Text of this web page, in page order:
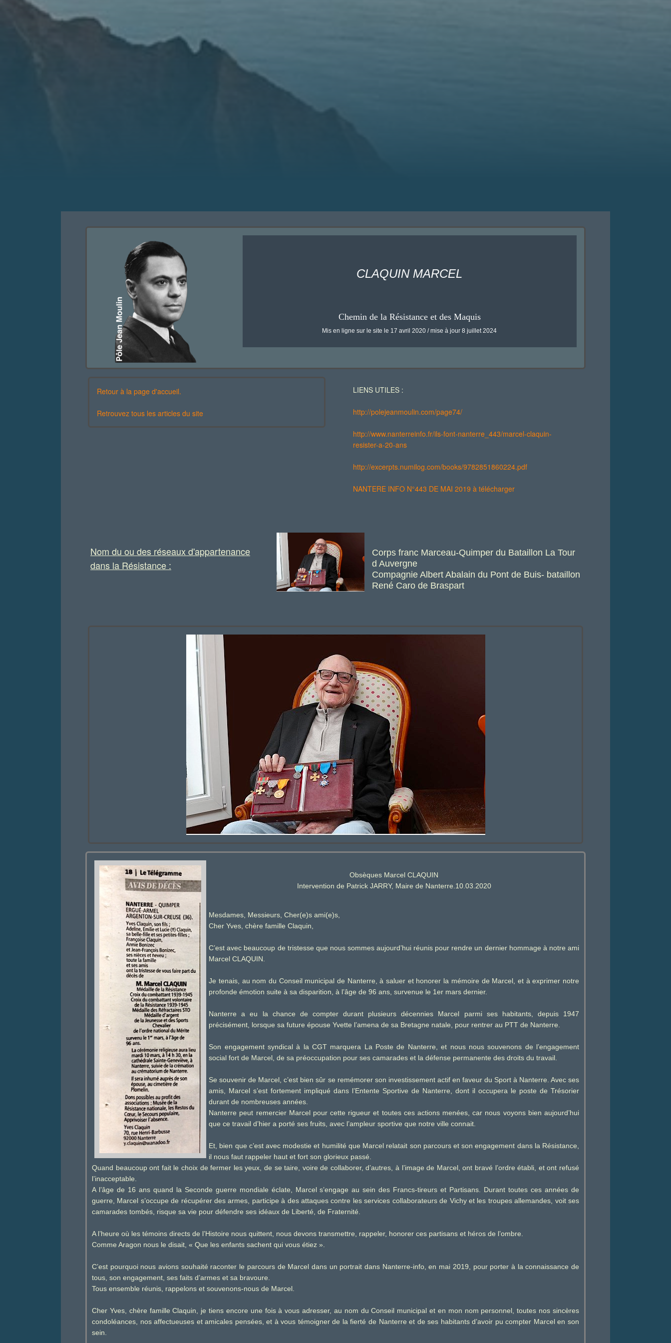
CLAQUIN MARCEL
Chemin de la Résistance et des Maquis
Mis en ligne sur le site le 17 avril 2020 / mise à jour 8 juillet 2024
Retour à la page d'accueil.
Retrouvez tous les articles du site
LIENS UTILES :
http://polejeanmoulin.com/page74/
http://www.nanterreinfo.fr/ils-font-nanterre_443/marcel-claquin-
resister-a-20-ans
http://excerpts.numilog.com/books/9782851860224.pdf
NANTERE INFO N°443 DE MAI 2019 à télécharger
Nom du ou des réseaux d'appartenance
dans la Résistance :
Corps franc Marceau-Quimper du Bataillon La Tour
d Auvergne
Compagnie Albert Abalain du Pont de Buis- bataillon
René Caro de Braspart
Obsèques Marcel CLAQUIN
Intervention de Patrick JARRY, Maire de Nanterre.10.03.2020
Mesdames, Messieurs, Cher(e)s ami(e)s,
Cher Yves, chère famille Claquin,
C’est avec beaucoup de tristesse que nous sommes aujourd’hui réunis pour rendre un dernier hommage à notre ami
Marcel CLAQUIN.
Je tenais, au nom du Conseil municipal de Nanterre, à saluer et honorer la mémoire de Marcel, et à exprimer notre
profonde émotion suite à sa disparition, à l’âge de 96 ans, survenue le 1er mars dernier.
Nanterre a eu la chance de compter durant plusieurs décennies Marcel parmi ses habitants, depuis 1947
précisément, lorsque sa future épouse Yvette l’amena de sa Bretagne natale, pour rentrer au PTT de Nanterre.
Son engagement syndical à la CGT marquera La Poste de Nanterre, et nous nous souvenons de l’engagement
social fort de Marcel, de sa préoccupation pour ses camarades et la défense permanente des droits du travail.
Se souvenir de Marcel, c’est bien sûr se remémorer son investissement actif en faveur du Sport à Nanterre. Avec ses
amis, Marcel s’est fortement impliqué dans l’Entente Sportive de Nanterre, dont il occupera le poste de Trésorier
durant de nombreuses années.
Nanterre peut remercier Marcel pour cette rigueur et toutes ces actions menées, car nous voyons bien aujourd’hui
que ce travail d’hier a porté ses fruits, avec l’ampleur sportive que notre ville connait.
Et, bien que c’est avec modestie et humilité que Marcel relatait son parcours et son engagement dans la Résistance,
il nous faut rappeler haut et fort son glorieux passé.
Quand beaucoup ont fait le choix de fermer les yeux, de se taire, voire de collaborer, d’autres, à l’image de Marcel, ont bravé l’ordre établi, et ont refusé
l’inacceptable.
A l’âge de 16 ans quand la Seconde guerre mondiale éclate, Marcel s’engage au sein des Francs-tireurs et Partisans. Durant toutes ces années de
guerre, Marcel s’occupe de récupérer des armes, participe à des attaques contre les services collaborateurs de Vichy et les troupes allemandes, voit ses
camarades tombés, risque sa vie pour défendre ses idéaux de Liberté, de Fraternité.
A l’heure où les témoins directs de l’Histoire nous quittent, nous devons transmettre, rappeler, honorer ces partisans et héros de l’ombre.
Comme Aragon nous le disait, « Que les enfants sachent qui vous étiez ».
C’est pourquoi nous avions souhaité raconter le parcours de Marcel dans un portrait dans Nanterre-info, en mai 2019, pour porter à la connaissance de
tous, son engagement, ses faits d’armes et sa bravoure.
Tous ensemble réunis, rappelons et souvenons-nous de Marcel.
Cher Yves, chère famille Claquin, je tiens encore une fois à vous adresser, au nom du Conseil municipal et en mon nom personnel, toutes nos sincères
condoléances, nos affectueuses et amicales pensées, et à vous témoigner de la fierté de Nanterre et de ses habitants d’avoir pu compter Marcel en son
sein.